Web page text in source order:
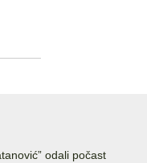
odali počast